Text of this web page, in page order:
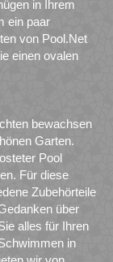
in Ihrem
ein paar
von Pool.Net
einen ovalen
bewachsen
Garten.
Pool
Für diese
Zubehörteile
über
alles für Ihren
in